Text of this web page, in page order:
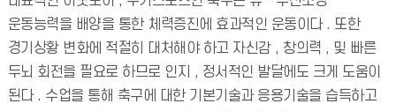
운동능력을 배양을 통한 체력증진에 효과적인 운동이다 . 또한
경기상황 변화에 적절히 대처해야 하고 자신감 , 창의력 , 및 빠른
두뇌 회전을 필요로 하므로 인지 , 정서적인 발달에도 크게 도움이
된다 . 수업을 통해 축구에 대한 기본기술과 응용기술을 습득하고